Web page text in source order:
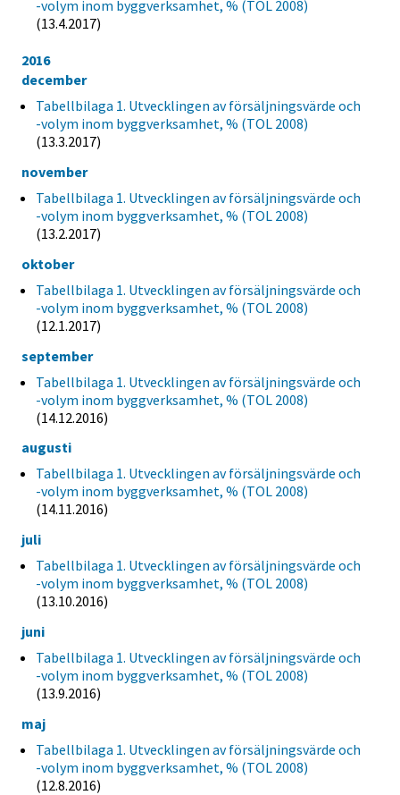
-volym inom byggverksamhet, % (TOL 2008)
(13.4.2017)
2016
december
Tabellbilaga 1. Utvecklingen av försäljningsvärde och
-volym inom byggverksamhet, % (TOL 2008)
(13.3.2017)
november
Tabellbilaga 1. Utvecklingen av försäljningsvärde och
-volym inom byggverksamhet, % (TOL 2008)
(13.2.2017)
oktober
Tabellbilaga 1. Utvecklingen av försäljningsvärde och
-volym inom byggverksamhet, % (TOL 2008)
(12.1.2017)
september
Tabellbilaga 1. Utvecklingen av försäljningsvärde och
-volym inom byggverksamhet, % (TOL 2008)
(14.12.2016)
augusti
Tabellbilaga 1. Utvecklingen av försäljningsvärde och
-volym inom byggverksamhet, % (TOL 2008)
(14.11.2016)
juli
Tabellbilaga 1. Utvecklingen av försäljningsvärde och
-volym inom byggverksamhet, % (TOL 2008)
(13.10.2016)
juni
Tabellbilaga 1. Utvecklingen av försäljningsvärde och
-volym inom byggverksamhet, % (TOL 2008)
(13.9.2016)
maj
Tabellbilaga 1. Utvecklingen av försäljningsvärde och
-volym inom byggverksamhet, % (TOL 2008)
(12.8.2016)